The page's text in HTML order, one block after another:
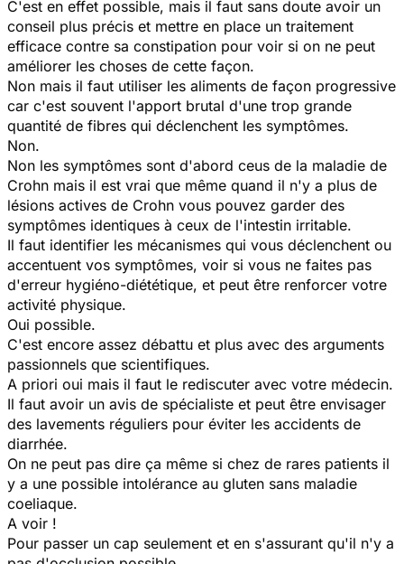
C'est en effet possible, mais il faut sans doute avoir un
conseil plus précis et mettre en place un traitement
efficace contre sa constipation pour voir si on ne peut
améliorer les choses de cette façon.
Non mais il faut utiliser les aliments de façon progressive
car c'est souvent l'apport brutal d'une trop grande
quantité de fibres qui déclenchent les symptômes.
Non.
Non les symptômes sont d'abord ceus de la maladie de
Crohn mais il est vrai que même quand il n'y a plus de
lésions actives de Crohn vous pouvez garder des
symptômes identiques à ceux de l'intestin irritable.
Il faut identifier les mécanismes qui vous déclenchent ou
accentuent vos symptômes, voir si vous ne faites pas
d'erreur hygiéno-diététique, et peut être renforcer votre
activité physique.
Oui possible.
C'est encore assez débattu et plus avec des arguments
passionnels que scientifiques.
A priori oui mais il faut le rediscuter avec votre médecin.
Il faut avoir un avis de spécialiste et peut être envisager
des lavements réguliers pour éviter les accidents de
diarrhée.
On ne peut pas dire ça même si chez de rares patients il
y a une possible intolérance au gluten sans maladie
coeliaque.
A voir !
Pour passer un cap seulement et en s'assurant qu'il n'y a